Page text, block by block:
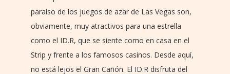
paraíso de los juegos de azar de Las Vegas son,
obviamente, muy atractivos para una estrella
como el ID.R, que se siente como en casa en el
Strip y frente a los famosos casinos. Desde aquí,
no está lejos el Gran Cañón. El ID.R disfruta del